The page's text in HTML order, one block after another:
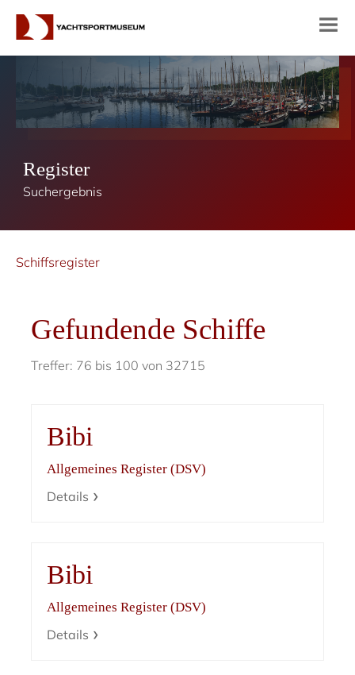
Register
Suchergebnis
Schiffsregister
Gefundende Schiffe
Treffer: 76 bis 100 von 32715
Bibi
Allgemeines Register (DSV)
Details
Bibi
Allgemeines Register (DSV)
Details